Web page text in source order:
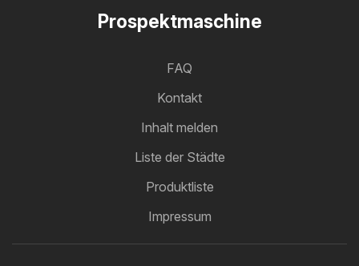
Prospektmaschine
FAQ
Kontakt
Inhalt melden
Liste der Städte
Produktliste
Impressum